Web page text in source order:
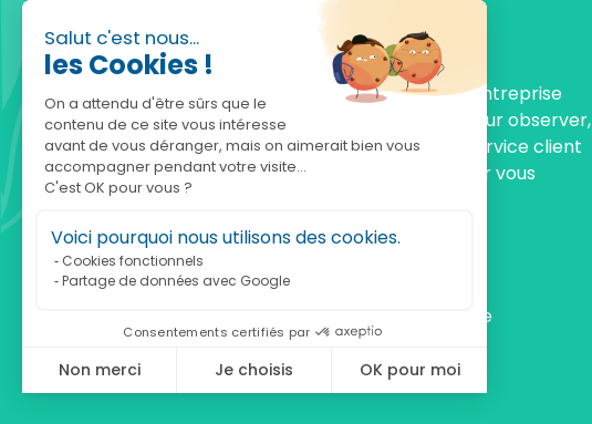
Salut c'est nous...
les Cookies !
On a attendu d'être sûrs que le
contenu de ce site vous intéresse
avant de vous déranger, mais on aimerait bien vous
accompagner pendant votre visite...
C'est OK pour vous ?
Voici pourquoi nous utilisons des cookies.
Cookies fonctionnels
Partage de données avec Google
Consentements certifiés par
Non merci Je choisis OK pour moi
Fondée en 2010, achatnature.com est une entreprise
française qui réunit plus de 5000 produits pour observer,
comprendre et protéger la nature. Notre service client
est à votre écoute, du lundi au vendredi, pour vous
accompagner.
Notre adresse :
achatnature.com (Ethik & Nature)
160 rue Pierre Fallion - 69140 Rillieux-La-Pape